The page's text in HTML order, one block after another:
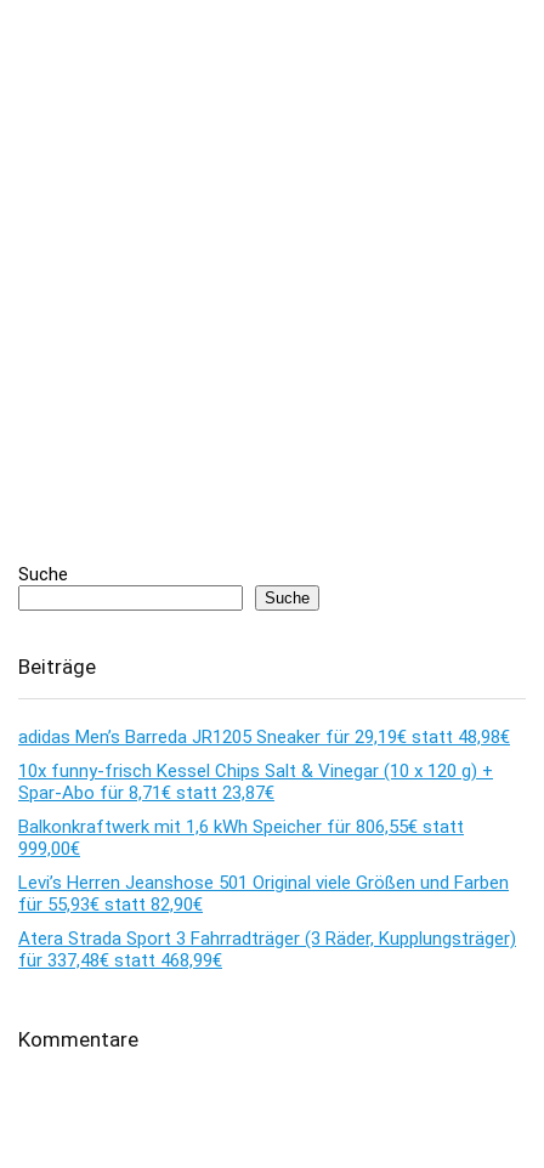
Suche
Suche
Beiträge
adidas Men’s Barreda JR1205 Sneaker für 29,19€ statt 48,98€
10x funny-frisch Kessel Chips Salt & Vinegar (10 x 120 g) +
Spar-Abo für 8,71€ statt 23,87€
Balkonkraftwerk mit 1,6 kWh Speicher für 806,55€ statt
999,00€
Levi’s Herren Jeanshose 501 Original viele Größen und Farben
für 55,93€ statt 82,90€
Atera Strada Sport 3 Fahrradträger (3 Räder, Kupplungsträger)
für 337,48€ statt 468,99€
Kommentare